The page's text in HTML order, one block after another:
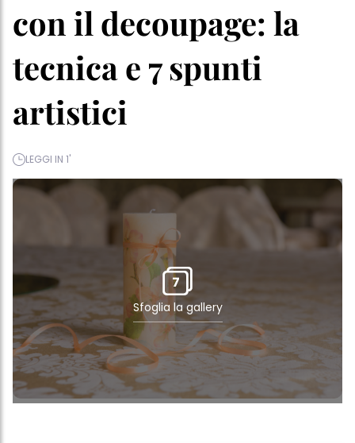
con il decoupage: la
tecnica e 7 spunti
artistici
LEGGI IN 1'
7
Sfoglia la gallery